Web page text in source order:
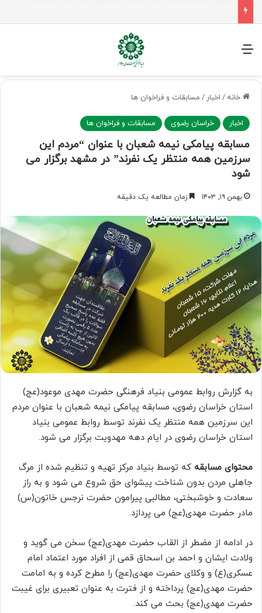
منو
خانه / اخبار / مسابقات و فراخوان ها
اخبار خراسان رضوی مسابقات و فراخوان ها
مسابقه پیامکی نیمه شعبان با عنوان “مردم این
سرزمین همه منتظر یک نفرند” در مشهد برگزار می
شود
بهمن ۱۹, ۱۴۰۳ زمان مطالعه یک دقیقه
به گزارش روابط عمومی بنیاد فرهنگی حضرت مهدی موعود(عج)
استان خراسان رضوی، مسابقه پیامکی نیمه شعبان با عنوان مردم
این سرزمین همه منتظر یک نفرند توسط روابط عمومی بنیاد
استان خراسان رضوی در ایام دهه مهدویت برگزار می شود.
محتوای مسابقه که توسط بنیاد مرکز تهیه و تنظیم شده از مرگ
جاهلی مردن بدون شناخت پیشوای حق شروع می شود و به راز
سعادت و خوشبختی، مطالبی پیرامون حضرت نرجس خاتون(س)
مادر حضرت مهدی(عج) می پردازد.
در ادامه از مضطر از القاب حضرت مهدی(عج) سخن می گوید و
ولادت ایشان و احمد بن اسحاق قمی از افراد مورد اعتماد امام
عسکری(ع) و وکلای حضرت مهدی(عج) را مطرح کرده و به امامت
حضرت مهدی(عج) پرداخته و از فترت به عنوان تعبیری برای غیبت
حضرت مهدی(عج) بحث می کند.